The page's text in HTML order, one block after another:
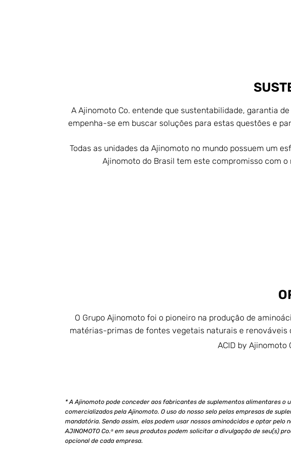
A Ajinomoto Co. entende que sustentabilidade, garantia
empenha-se em buscar soluções para estas questões e
Todas as unidades da Ajinomoto no mundo possuem um
Ajinomoto do Brasil tem este compromisso com
O Grupo Ajinomoto foi o pioneiro na produção de
matérias-primas de fontes vegetais naturais e renováveis
ACID by Ajinomoto
* A Ajinomoto pode conceder aos fabricantes de suplementos alimentares o
comercializados pela Ajinomoto. O uso do nosso selo pelas empresas de
mandatória. Sendo assim, elas podem usar nossos aminoácidos e optar pelo
AJINOMOTO Co.® em seus produtos podem solicitar a divulgação de seu(s)
opcional de cada empresa.